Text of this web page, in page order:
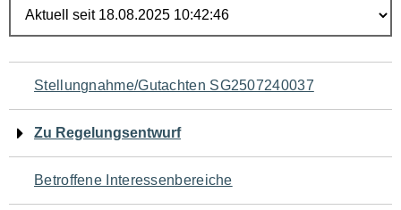
Navigation
für
den
Seiteninhalt
Stellungnahme/Gutachten SG2507240037
Zu Regelungsentwurf
Betroffene Interessenbereiche